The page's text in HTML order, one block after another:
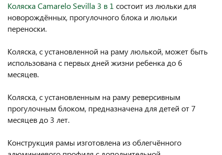
Коляска Camarelo Sevilla 3 в 1 состоит из люльки для
новорождённых, прогулочного блока и люльки
переноски.
Коляска, с установленной на раму люлькой, может быть
использована с первых дней жизни ребенка до 6
месяцев.
Коляска, с установленным на раму реверсивным
прогулочным блоком, предназначена для детей от 7
месяцев до 3 лет.
Конструкция рамы изготовлена из облегчённого